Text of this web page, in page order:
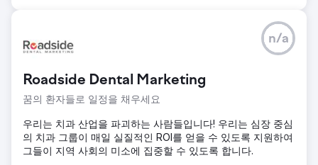
Roadside Dental Marketing
꿈의 환자들로 일정을 채우세요
n/a
우리는 치과 산업을 파괴하는 사람들입니다! 우리는 심장 중심
의 치과 그룹이 매일 실질적인 ROI를 얻을 수 있도록 지원하여
그들이 지역 사회의 미소에 집중할 수 있도록 합니다.